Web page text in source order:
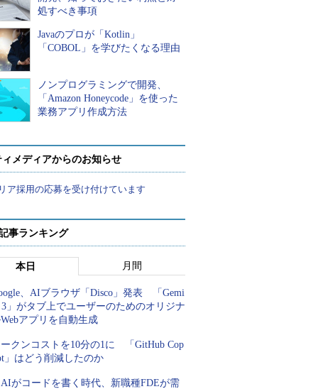
処すべき事項
Javaのプロが「Kotlin」
「COBOL」を学びたくなる理由
ノンプログラミングで開発、
「Amazon Honeycode」を使った
業務アプリ作成方法
メディアからのお知らせ
ア採用の応募を受け付けています
事ランキング
本日 月間
、AIブラウザ「Disco」発表 「Gemi
」がタブ上でユーザーのためのオリジナ
アプリを自動生成
クンコストを10分の1に 「GitHub Cop
」はどう削減したのか
がコードを書く時代、新職種FDEが需